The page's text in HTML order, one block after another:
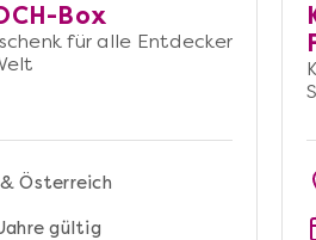
Box
für alle Entdecker
Österreich
gültig